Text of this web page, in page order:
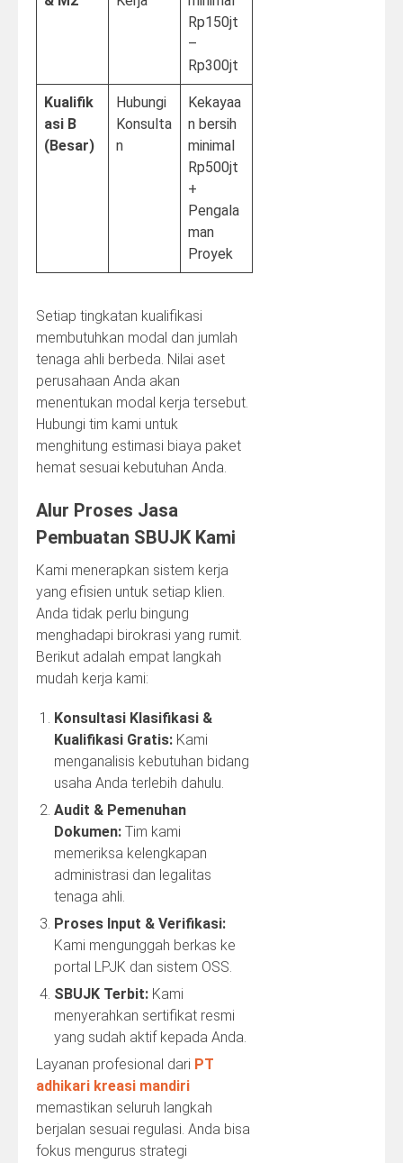
Rp150jt
–
Rp300jt
Kualifik
asi B
(Besar)
Hubungi
Konsulta
n
Kekayaa
n bersih
minimal
Rp500jt
+
Pengala
man
Proyek
Setiap tingkatan kualifikasi
membutuhkan modal dan jumlah
tenaga ahli berbeda. Nilai aset
perusahaan Anda akan
menentukan modal kerja tersebut.
Hubungi tim kami untuk
menghitung estimasi biaya paket
hemat sesuai kebutuhan Anda.
Alur Proses Jasa
Pembuatan SBUJK Kami
Kami menerapkan sistem kerja
yang efisien untuk setiap klien.
Anda tidak perlu bingung
menghadapi birokrasi yang rumit.
Berikut adalah empat langkah
mudah kerja kami:
Konsultasi Klasifikasi &
Kualifikasi Gratis: Kami
menganalisis kebutuhan bidang
usaha Anda terlebih dahulu.
Audit & Pemenuhan
Dokumen: Tim kami
memeriksa kelengkapan
administrasi dan legalitas
tenaga ahli.
Proses Input & Verifikasi:
Kami mengunggah berkas ke
portal LPJK dan sistem OSS.
SBUJK Terbit: Kami
menyerahkan sertifikat resmi
yang sudah aktif kepada Anda.
Layanan profesional dari PT
adhikari kreasi mandiri
memastikan seluruh langkah
berjalan sesuai regulasi. Anda bisa
fokus mengurus strategi